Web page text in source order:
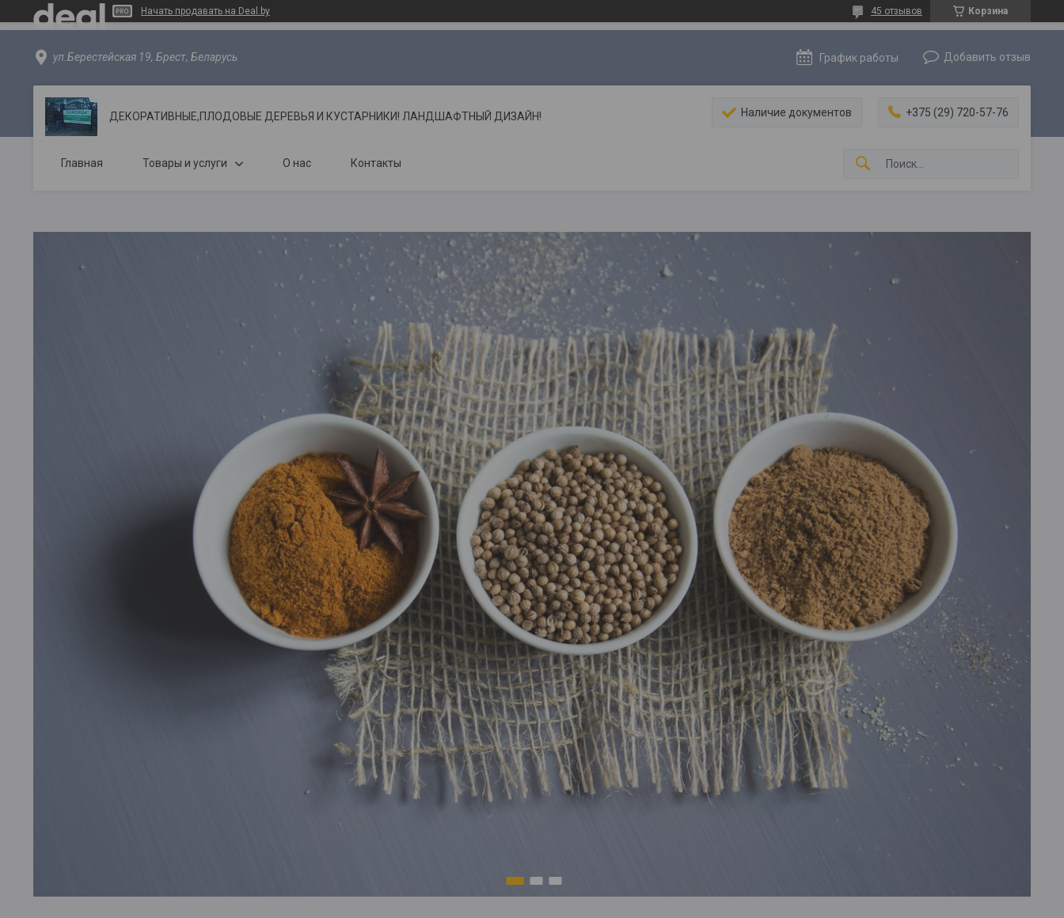
Начать продавать на Deal.by Корзина
45 отзывов
ул.Берестейская 19, Брест, Беларусь График работы Добавить отзыв
ДЕКОРАТИВНЫЕ,ПЛОДОВЫЕ ДЕРЕВЬЯ И КУСТАРНИКИ! ЛАНДШАФТНЫЙ ДИЗАЙН! Наличие документов +375 (29) 720-57-76
Главная Товары и услуги О нас Контакты